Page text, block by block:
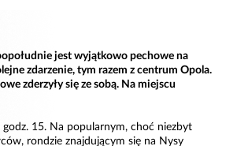
jest wyjątkowo pechowe na
zdarzenie, tym razem z centrum Opola.
zderzyły się ze sobą. Na miejscu
godz. 15. Na popularnym, choć niezbyt
rondzie znajdującym się na Nysy